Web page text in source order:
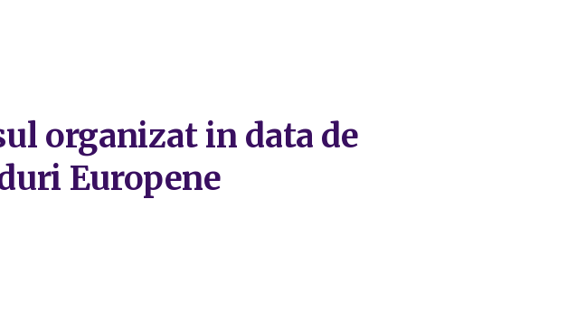
organizat in data de
Europene